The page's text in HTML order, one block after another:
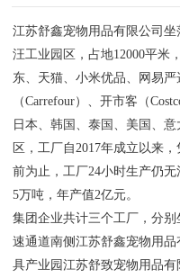
江苏舒鑫宠物用品有限公司
汪工业园区，占地12000平米
东、天猫、小米优品、网易
（Carrefour）、开市客（
日本、韩国、泰国、美国、
区，工厂自2017年成立以来
前为止，工厂24小时生产仍
5万吨，年产值2亿元。
集团企业共计三个工厂，分
速通道南侧江苏舒鑫宠物用
具产业园江苏舒致宠物用品